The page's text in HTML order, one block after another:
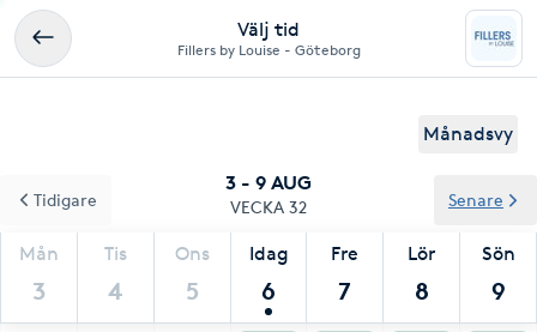
Välj tid
Fillers by Louise - Göteborg
Månadsvy
3 - 9 AUG
VECKA 32
Mån
3
Tis
4
Ons
5
Idag
6
Fre
7
Lör
8
Sön
9
Tidigare Senare